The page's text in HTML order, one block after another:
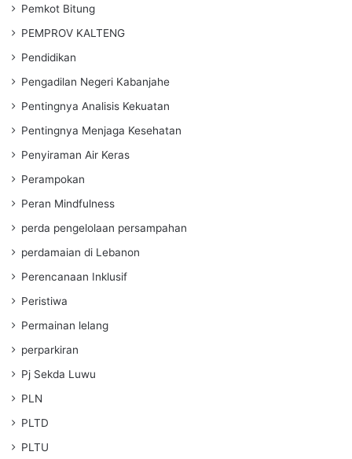
Pemkot Bitung
PEMPROV KALTENG
Pendidikan
Pengadilan Negeri Kabanjahe
Pentingnya Analisis Kekuatan
Pentingnya Menjaga Kesehatan
Penyiraman Air Keras
Perampokan
Peran Mindfulness
perda pengelolaan persampahan
perdamaian di Lebanon
Perencanaan Inklusif
Peristiwa
Permainan lelang
perparkiran
Pj Sekda Luwu
PLN
PLTD
PLTU